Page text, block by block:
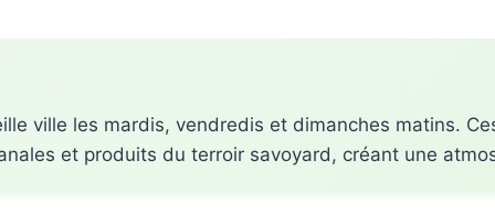
ville les mardis, vendredis et dimanches matins.
et produits du terroir savoyard, créant une